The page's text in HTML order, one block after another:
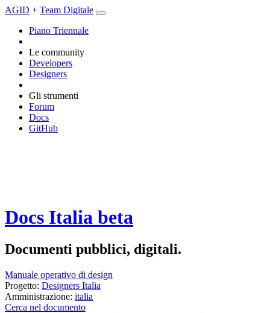
AGID + Team Digitale
Piano Triennale
Le community
Developers
Designers
Gli strumenti
Forum
Docs
GitHub
Docs Italia beta
Documenti pubblici, digitali.
Manuale operativo di design
Progetto: Designers Italia
Amministrazione: italia
Cerca nel documento